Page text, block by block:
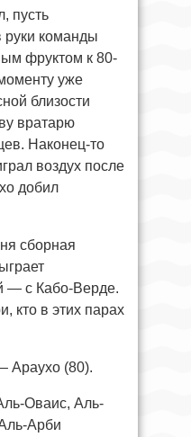
пусть
руки команды
фруктом к 80-
уже
близости
вратарю
Наконец-то
воздух после
добил
сборная
— с Кабо-Верде.
кто в этих парах
Араухо (80).
Оваис, Аль-
Арби